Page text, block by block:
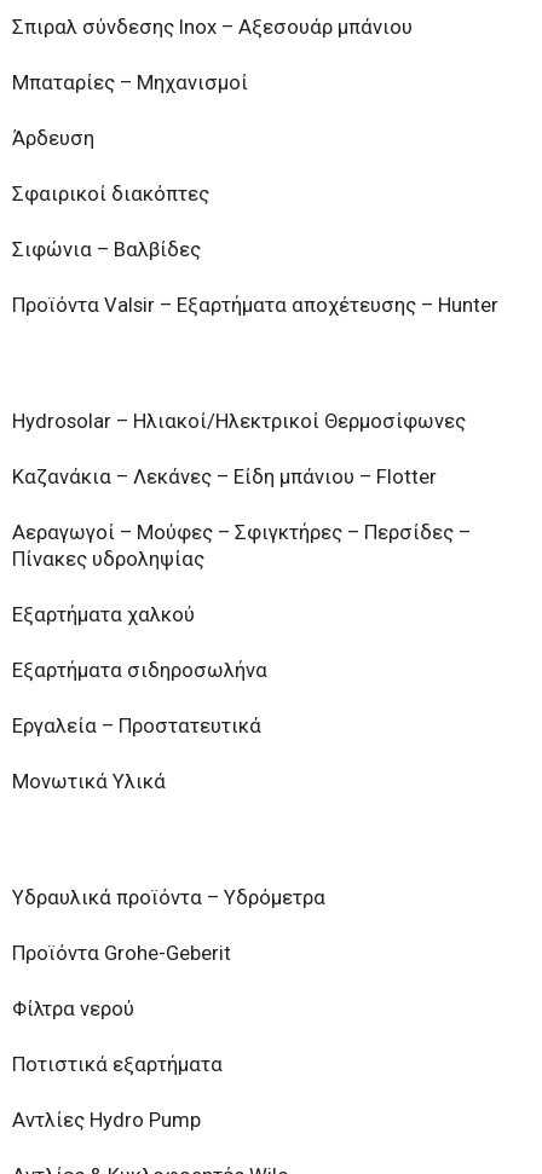
Σπιραλ σύνδεσης Inox – Αξεσουάρ μπάνιου
Μπαταρίες – Μηχανισμοί
Άρδευση
Σφαιρικοί διακόπτες
Σιφώνια – Βαλβίδες
Προϊόντα Valsir – Εξαρτήματα αποχέτευσης – Hunter
Hydrosolar – Ηλιακοί/Ηλεκτρικοί Θερμοσίφωνες
Καζανάκια – Λεκάνες – Είδη μπάνιου – Flotter
Αεραγωγοί – Μούφες – Σφιγκτήρες – Περσίδες –
Πίνακες υδροληψίας
Εξαρτήματα χαλκού
Εξαρτήματα σιδηροσωλήνα
Εργαλεία – Προστατευτικά
Μονωτικά Υλικά
Υδραυλικά προϊόντα – Υδρόμετρα
Προϊόντα Grohe-Geberit
Φίλτρα νερού
Ποτιστικά εξαρτήματα
Αντλίες Hydro Pump